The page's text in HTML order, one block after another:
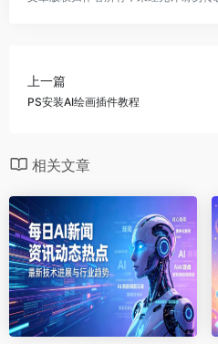
上一篇
PS安装AI绘画插件教程
相关文章